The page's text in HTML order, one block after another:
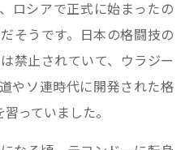
ロシアで正式に始まったの
そうです。日本の格闘技の
禁止されていて、ウラジー
やソ連時代に開発された格
っていました。